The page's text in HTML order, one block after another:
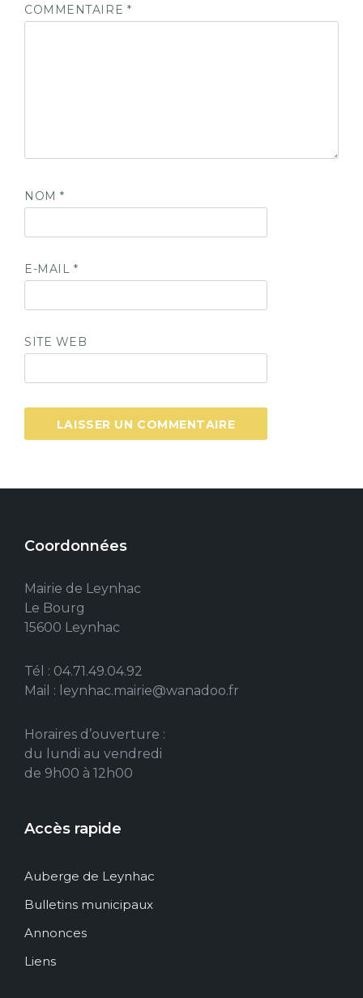
COMMENTAIRE *
NOM*
E-MAIL *
SITE WEB
Coordonnées
Mairie de Leynhac
Le Bourg
15600 Leynhac
Tél : 04.71.49.04.92
Mail : leynhac.mairie@wanadoo.fr
Horaires d’ouverture :
du lundi au vendredi
de 9h00 à 12h00
Accès rapide
Auberge de Leynhac
Bulletins municipaux
Annonces
Liens